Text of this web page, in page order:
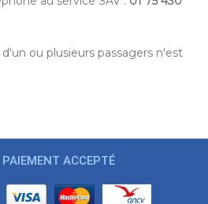
ou plusieurs passagers n'est
PAIEMENT ACCEPTÉ